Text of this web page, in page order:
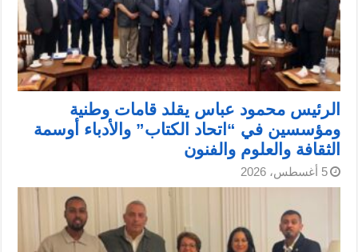
الرئيس محمود عباس يقلد قامات وطنية
ومؤسسين في “اتحاد الكتاب” والأدباء أوسمة
الثقافة والعلوم والفنون
5 أغسطس، 2026